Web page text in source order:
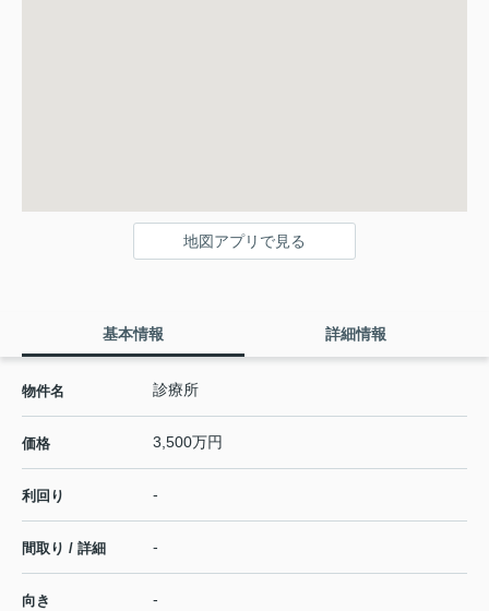
地図アプリで見る
基本情報 詳細情報
物件名 診療所
価格 3,500万円
利回り -
間取り / 詳細 -
向き -